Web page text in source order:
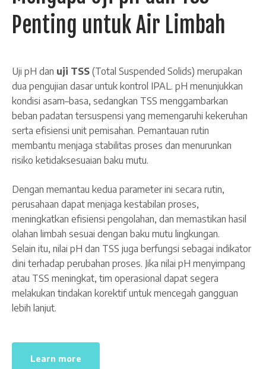
Penting untuk Air Limbah
Uji pH dan uji TSS (Total Suspended Solids) merupakan
dua pengujian dasar untuk kontrol IPAL. pH menunjukkan
kondisi asam–basa, sedangkan TSS menggambarkan
beban padatan tersuspensi yang memengaruhi kekeruhan
serta efisiensi unit pemisahan. Pemantauan rutin
membantu menjaga stabilitas proses dan menurunkan
risiko ketidaksesuaian baku mutu.
Dengan memantau kedua parameter ini secara rutin,
perusahaan dapat menjaga kestabilan proses,
meningkatkan efisiensi pengolahan, dan memastikan hasil
olahan limbah sesuai dengan baku mutu lingkungan.
Selain itu, nilai pH dan TSS juga berfungsi sebagai indikator
dini terhadap perubahan proses. Jika nilai pH menyimpang
atau TSS meningkat, tim operasional dapat segera
melakukan tindakan korektif untuk mencegah gangguan
lebih lanjut.
Learn more